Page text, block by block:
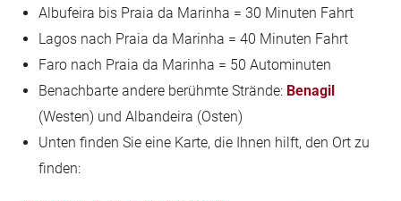
Albufeira bis Praia da Marinha = 30 Minuten Fahrt
Lagos nach Praia da Marinha = 40 Minuten Fahrt
Faro nach Praia da Marinha = 50 Autominuten
Benachbarte andere berühmte Strände: Benagil
(Westen) und Albandeira (Osten)
Unten finden Sie eine Karte, die Ihnen hilft, den Ort zu
finden: